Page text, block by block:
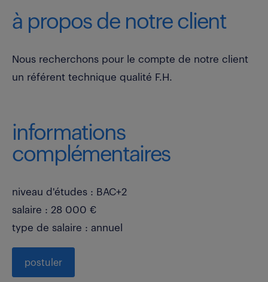
à propos de notre client
Nous recherchons pour le compte de notre client
un référent technique qualité F.H.
informations
complémentaires
niveau d'études : BAC+2
salaire : 28 000 €
type de salaire : annuel
postuler